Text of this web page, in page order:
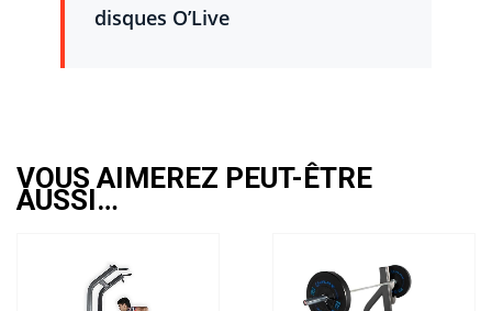
disques O’Live
VOUS AIMEREZ PEUT-ÊTRE
AUSSI…